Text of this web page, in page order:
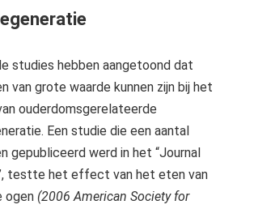
studies hebben aangetoond dat
van grote waarde kunnen zijn bij het
ouderdomsgerelateerde
Een studie die een aantal
gepubliceerd werd in het “Journal
testte het effect van het eten van
ogen (2006 American Society for